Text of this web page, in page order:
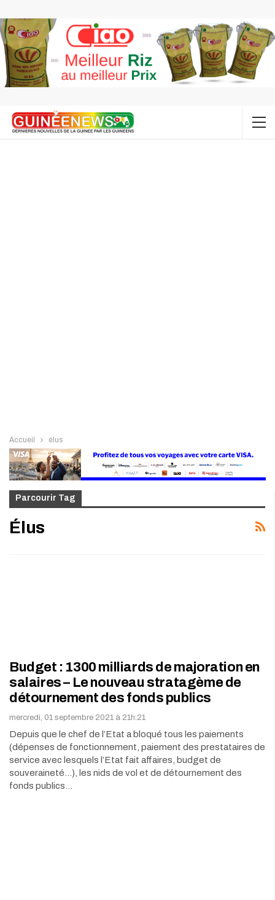
Accueil élus
Parcourir Tag
Élus
Budget : 1300 milliards de majoration en
salaires – Le nouveau stratagème de
détournement des fonds publics
mercredi, 01 septembre 2021 à 21h:21
Depuis que le chef de l’Etat a bloqué tous les paiements
(dépenses de fonctionnement, paiement des prestataires de
service avec lesquels l’Etat fait affaires, budget de
souveraineté…), les nids de vol et de détournement des
fonds publics…